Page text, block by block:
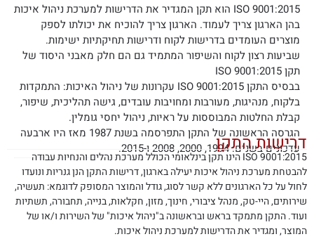
ISO 9001:2015 הוא תקן המגדיר את הדרישות למערכת ניהול איכות
בהן הארגון צריך לעמוד. הארגון צריך להוכיח את יכולתו לספק
מוצרים העומדים בדרישות לקוח ודרישות תחיקתיות ישימות.
שביעות רצון לקוח והשיפור המתמיד גם הם חלק מאבני היסוד של
תקן ISO 9001:2015
בבסיס התקן ISO 9001:2015 עקרונות של ניהול האיכות: התמקדות
בלקוח, מנהיגות, מעורבות ומחויבות עובדים, גישה תהליכית, שיפור,
קבלת החלטות המבוססות על ראיות, ניהול יחסי גומלין.
הגרסה הראשונה של התקן התפרסמה בשנת 1987 מאז היו ארבעה
עדכונים בשנים: 1994, 2000, 2008 ו-2015.
התקן
ISO 9001:2015 הינו תקן בינלאומי הכולל מערכת נהלים והנחיות עבודה
מערכת ניהול איכות יעילה בארגון, דרישות התקן הנן גנריות ונועדו
על כל הארגונים ללא קשר לסוג, גודל והמוצר המסופק לדוגמא: תעשיה,
היי-טק, מנהל ציבורי, חינוך, מזון, חקלאות, בנייה, תחבורה, תשתיות
התקן מתמקד בראש ובראשונה ב"ניהול איכות" של השירות ו/או של
ומגדיר את הדרישות למערכת ניהול איכות.